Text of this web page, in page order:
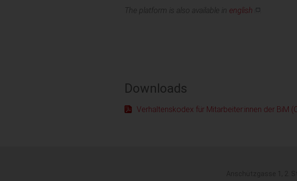
The platform is also available in english
Downloads
Verhaltenskodex für Mitarbeiter:innen der BiM